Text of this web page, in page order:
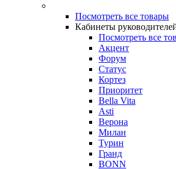
Посмотреть все товары
Кабинеты
Посмотреть все
Акцент
Форум
Статус
Кортез
Приоритет
Bella Vita
Asti
Верона
Милан
Турин
Гранд
BONN